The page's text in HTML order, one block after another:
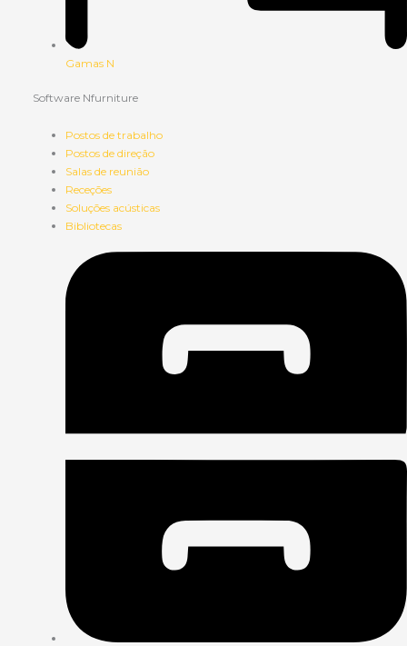
Gamas N
Software Nfurniture
Postos de trabalho
Postos de direção
Salas de reunião
Receções
Soluções acústicas
Bibliotecas